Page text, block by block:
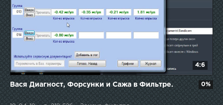
4:6
Вася Диагност, Форсунки и Сажа в Фильтре. 0%